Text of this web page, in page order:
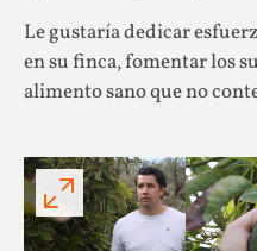
Le gustaría dedicar
en su finca, fomentar los
alimento sano que no